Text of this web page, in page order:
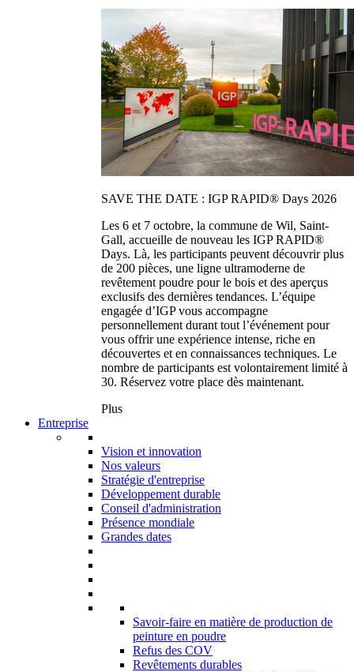
SAVE THE DATE : IGP RAPID® Days 2026
Les 6 et 7 octobre, la commune de Wil, Saint-
Gall, accueille de nouveau les IGP RAPID®
Days. Là, les participants peuvent découvrir plus
de 200 pièces, une ligne ultramoderne de
revêtement poudre pour le bois et des aperçus
exclusifs des dernières tendances. L’équipe
engagée d’IGP vous accompagne
personnellement durant tout l’événement pour
vous offrir une expérience intense, riche en
découvertes et en connaissances techniques. Le
nombre de participants est volontairement limité à
30. Réservez votre place dès maintenant.
Plus
Entreprise
Vision et innovation
Nos valeurs
Stratégie d'entreprise
Développement durable
Conseil d'administration
Présence mondiale
Grandes dates
Savoir-faire en matière de production de
peinture en poudre
Refus des COV
Revêtements durables